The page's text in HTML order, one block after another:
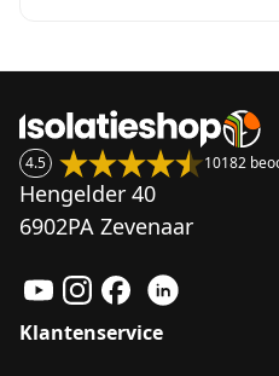
4.5 10182
Hengelder 40
6902PA Zevenaar
Klantenservice